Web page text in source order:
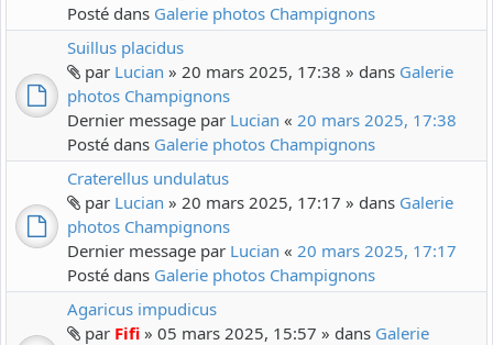
Posté dans Galerie photos Champignons
Suillus placidus
par Lucian » 20 mars 2025, 17:38 » dans Galerie
photos Champignons
Dernier message par Lucian « 20 mars 2025, 17:38
Posté dans Galerie photos Champignons
Craterellus undulatus
par Lucian » 20 mars 2025, 17:17 » dans Galerie
photos Champignons
Dernier message par Lucian « 20 mars 2025, 17:17
Posté dans Galerie photos Champignons
Agaricus impudicus
par Fifi » 05 mars 2025, 15:57 » dans Galerie